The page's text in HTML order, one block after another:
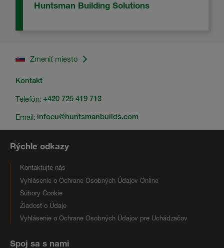
Huntsman Building Solutions
Zmeniť miesto
Kontakt
Telefón: +420 725 419 713
Email: infoeu@huntsmanbuilds.com
Rýchle odkazy
Kontaktujte nás
Vyhlásenie o Ochrane Osobných Údajov Online
Súbory Cookie
Žiadosť o Údaje
Vyhlásenie o Ochrane Osobných Údajov pre Uchádzačov
Spoj sa s nami